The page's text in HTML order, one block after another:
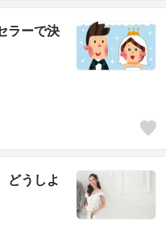
ラーで決
どうしよ